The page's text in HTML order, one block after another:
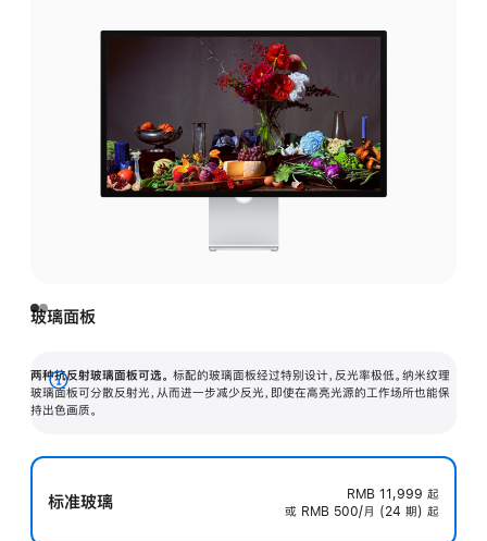
玻璃面板
两种抗反射玻璃面板可选。 标配的玻璃面板经过特别设计，反光率极低。纳米纹理
玻璃面板可分散反射光，从而进一步减少反光，即使在高亮光源的工作场所也能保
持出色画质。
展
开
标准玻璃 RMB 11,999 起
或 RMB 500/月 (24 期) 起